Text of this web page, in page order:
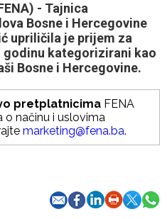
- Tajnica
Bosne i Hercegovine
upriličila je prijem za
godinu kategorizirani kao
Bosne i Hercegovine.
pretplatnicima FENA
o načinu i uslovima
marketing@fena.ba.